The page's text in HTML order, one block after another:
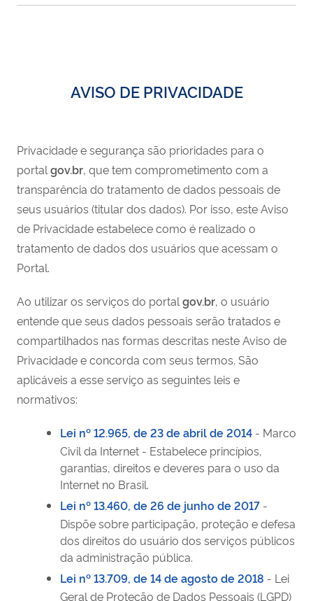
AVISO DE PRIVACIDADE
Privacidade e segurança são prioridades para o
portal gov.br, que tem comprometimento com a
transparência do tratamento de dados pessoais de
seus usuários (titular dos dados). Por isso, este Aviso
de Privacidade estabelece como é realizado o
tratamento de dados dos usuários que acessam o
Portal.
Ao utilizar os serviços do portal gov.br, o usuário
entende que seus dados pessoais serão tratados e
compartilhados nas formas descritas neste Aviso de
Privacidade e concorda com seus termos. São
aplicáveis a esse serviço as seguintes leis e
normativos:
Lei nº 12.965, de 23 de abril de 2014 - Marco
Civil da Internet - Estabelece princípios,
garantias, direitos e deveres para o uso da
Internet no Brasil.
Lei nº 13.460, de 26 de junho de 2017 -
Dispõe sobre participação, proteção e defesa
dos direitos do usuário dos serviços públicos
da administração pública.
Lei nº 13.709, de 14 de agosto de 2018 - Lei
Geral de Proteção de Dados Pessoais (LGPD)